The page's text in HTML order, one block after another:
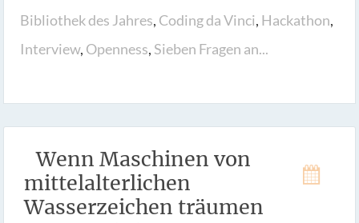
Bibliothek des Jahres, Coding da Vinci, Hackathon,
Interview, Openness, Sieben Fragen an...
Wenn Maschinen von
mittelalterlichen
Wasserzeichen träumen